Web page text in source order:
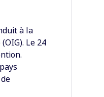
à la
Le 24